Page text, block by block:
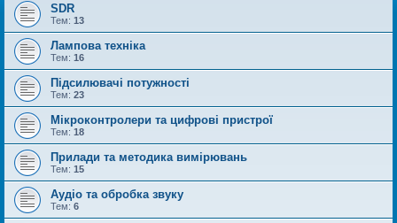
SDR
Тем: 13
Лампова техніка
Тем: 16
Підсилювачі потужності
Тем: 23
Мікроконтролери та цифрові пристрої
Тем: 18
Прилади та методика вимірювань
Тем: 15
Аудіо та обробка звуку
Тем: 6